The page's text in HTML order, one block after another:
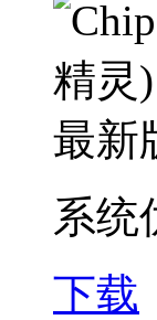
系统
下载